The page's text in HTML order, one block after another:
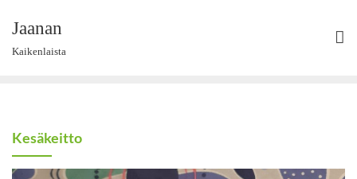
content
Jaanan
Kaikenlaista
Kesäkeitto